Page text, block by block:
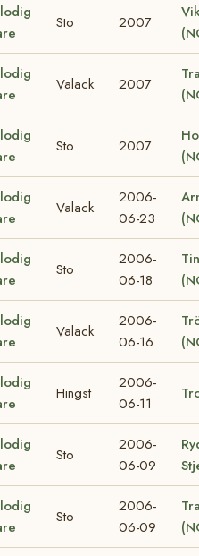
Sto 2007
Valack 2007
Sto 2007
Valack
2006-
06-23
Sto
2006-
06-18
Valack
2006-
06-16
Hingst
2006-
06-11
Sto
2006-
06-09
Sto
2006-
06-09